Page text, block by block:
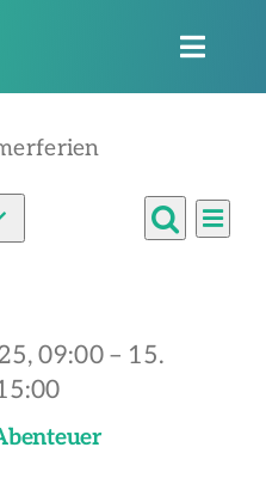
Toggle
Suche
Liste
09:00– 15.